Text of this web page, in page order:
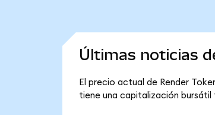
Últimas noticias
El precio actual de Render
tiene una capitalización